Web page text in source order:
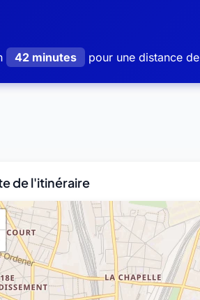
42 minutes pour une distance de
de l'itinéraire